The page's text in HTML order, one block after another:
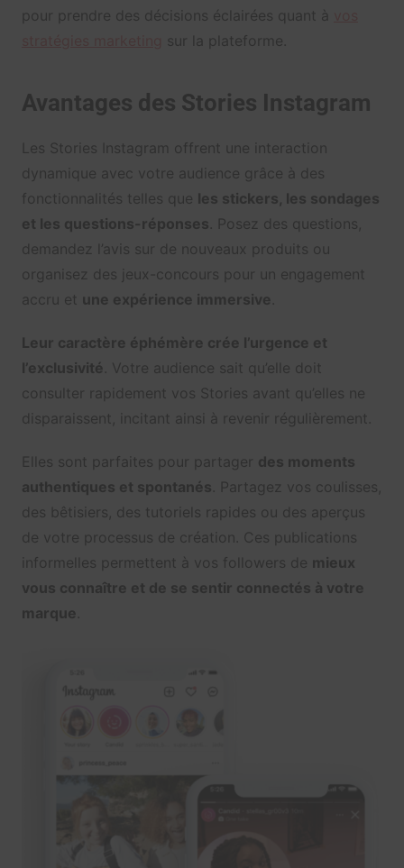
pour prendre des décisions éclairées quant à
sur la plateforme.
Avantages des Stories Instagram
Les Stories Instagram offrent une interaction
dynamique avec votre audience grâce à des
fonctionnalités telles que les stickers, les sondages
et les questions-réponses . Posez des questions,
demandez l’avis sur de nouveaux produits ou
organisez des jeux-concours pour un engagement
accru et une expérience immersive
Leur caractère éphémère crée l’urgence et
l’exclusivité . Votre audience sait qu’elle doit
consulter rapidement vos Stories avant qu’elles ne
disparaissent, incitant ainsi à revenir régulièrement.
Elles sont parfaites pour partager des moments
authentiques et spontanés . Partagez vos coulisses,
des bêtisiers, des tutoriels rapides ou des aperçus
de votre processus de création. Ces publications
informelles permettent à vos followers de mieux
vous connaître et de se sentir connectés à votre
marque